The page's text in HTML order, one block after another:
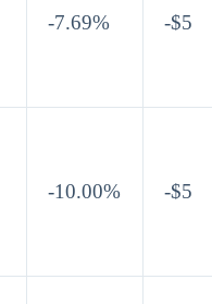
-7.69% -$5
-10.00% -$5